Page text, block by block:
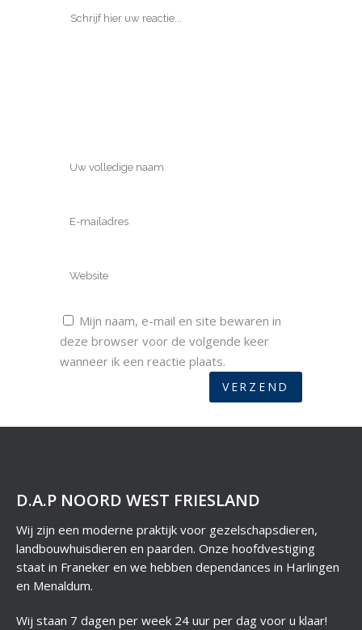
Mijn naam, e-mail en site bewaren in
deze browser voor de volgende keer
wanneer ik een reactie plaats.
D.A.P NOORD WEST FRIESLAND
Wij zijn een moderne praktijk voor gezelschapsdieren,
landbouwhuisdieren en paarden. Onze hoofdvestiging
staat in Franeker en we hebben dependances in Harlingen
en Menaldum.
Wij staan 7 dagen per week 24 uur per dag voor u klaar!